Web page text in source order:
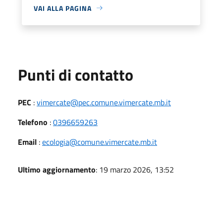
VAI ALLA PAGINA
Punti di contatto
PEC :vimercate@pec.comune.vimercate.mb.it
Telefono :0396659263
Email :ecologia@comune.vimercate.mb.it
Ultimo aggiornamento: 19 marzo 2026, 13:52